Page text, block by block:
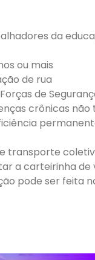
da
ou mais
de rua
de
crônicas
transporte
a carteirinha
pode ser feita